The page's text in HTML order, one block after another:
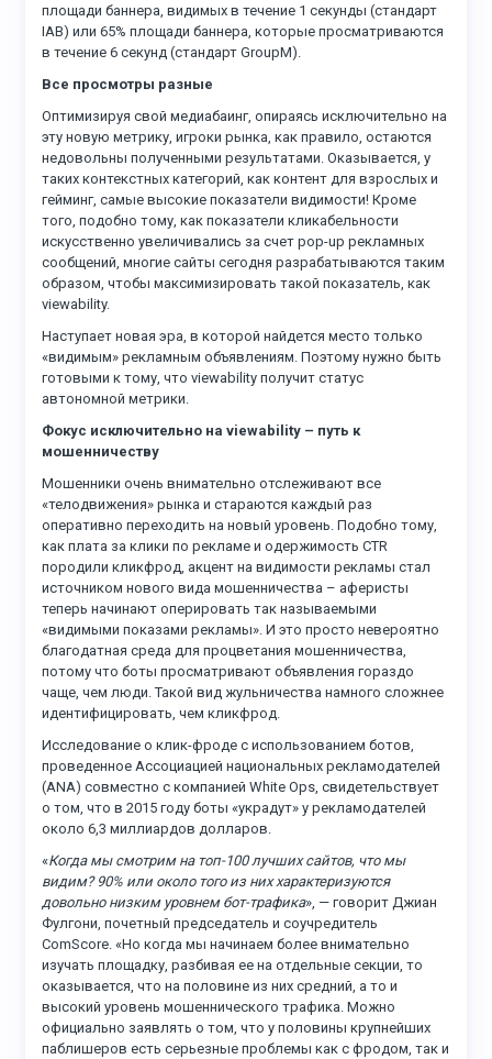
площади баннера, видимых в течение 1 секунды (стандарт
IAB) или 65% площади баннера, которые просматриваются
в течение 6 секунд (стандарт GroupM).
Все просмотры разные
Оптимизируя свой медиабаинг, опираясь исключительно на
эту новую метрику, игроки рынка, как правило, остаются
недовольны полученными результатами. Оказывается, у
таких контекстных категорий, как контент для взрослых и
гейминг, самые высокие показатели видимости! Кроме
того, подобно тому, как показатели кликабельности
искусственно увеличивались за счет pop-up рекламных
сообщений, многие сайты сегодня разрабатываются таким
образом, чтобы максимизировать такой показатель, как
viewability.
Наступает новая эра, в которой найдется место только
«видимым» рекламным объявлениям. Поэтому нужно быть
готовыми к тому, что viewability получит статус
автономной метрики.
Фокус исключительно на viewability – путь к
мошенничеству
Мошенники очень внимательно отслеживают все
«телодвижения» рынка и стараются каждый раз
оперативно переходить на новый уровень. Подобно тому,
как плата за клики по рекламе и одержимость CTR
породили кликфрод, акцент на видимости рекламы стал
источником нового вида мошенничества – аферисты
теперь начинают оперировать так называемыми
«видимыми показами рекламы». И это просто невероятно
благодатная среда для процветания мошенничества,
потому что боты просматривают объявления гораздо
чаще, чем люди. Такой вид жульничества намного сложнее
идентифицировать, чем кликфрод.
Исследование о клик-фроде с использованием ботов,
проведенное Ассоциацией национальных рекламодателей
(ANA) совместно с компанией White Ops, свидетельствует
о том, что в 2015 году боты «украдут» у рекламодателей
около 6,3 миллиардов долларов.
«Когда мы смотрим на топ-100 лучших сайтов, что мы
видим? 90% или около того из них характеризуются
довольно низким уровнем бот-трафика», — говорит Джиан
Фулгони, почетный председатель и соучредитель
ComScore. «Но когда мы начинаем более внимательно
изучать площадку, разбивая ее на отдельные секции, то
оказывается, что на половине из них средний, а то и
высокий уровень мошеннического трафика. Можно
официально заявлять о том, что у половины крупнейших
паблишеров есть серьезные проблемы как с фродом, так и